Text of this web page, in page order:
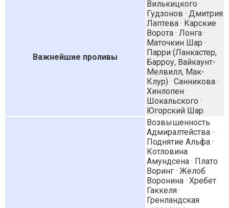
Важнейшие проливы
Вилькицкого ·
Гудзонов · Дмитрия
Лаптева · Карские
Ворота · Лонга ·
Маточкин Шар ·
Парри (Ланкастер,
Барроу, Вайкаунт-
Мелвилл, Мак-
Клур) · Санникова ·
Хинлопен ·
Шокальского ·
Югорский Шар
Возвышенность
Адмиралтейства ·
Поднятие Альфа ·
Котловина
Амундсена · Плато
Воринг · Жёлоб
Воронина · Хребет
Гаккеля ·
Гренландская